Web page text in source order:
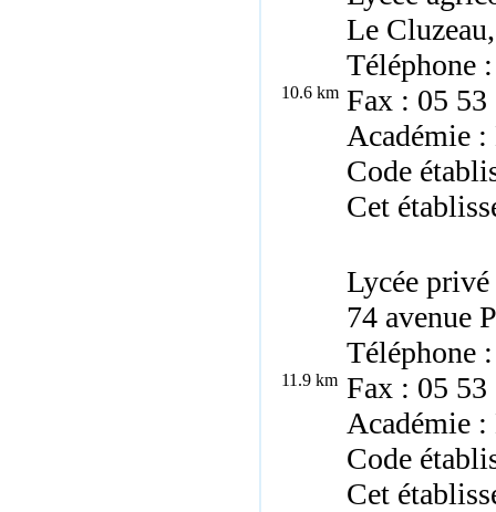
10.6 km
Le
Téléphone
Fax : 05 53
Académie
Code
Cet
11.9 km
Lycée
74 avenue
Téléphone
Fax : 05 53
Académie
Code
Cet